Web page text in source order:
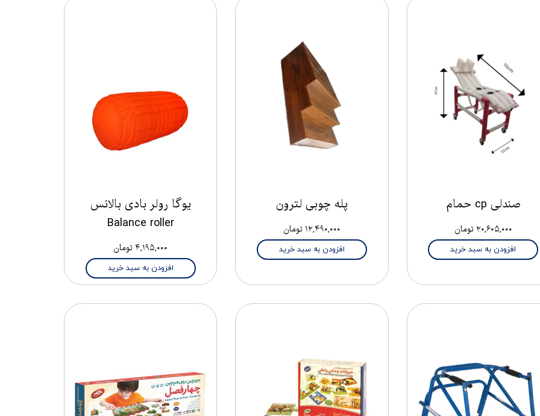
صندلی cp حمام
۲۰,۶۰۵,۰۰۰ تومان
افزودن به سبد خرید
پله چوبی لترون
۱۲,۴۹۰,۰۰۰ تومان
افزودن به سبد خرید
یوگا رولر بادی بالانس
Balance roller
۴,۱۹۵,۰۰۰ تومان
افزودن به سبد خرید